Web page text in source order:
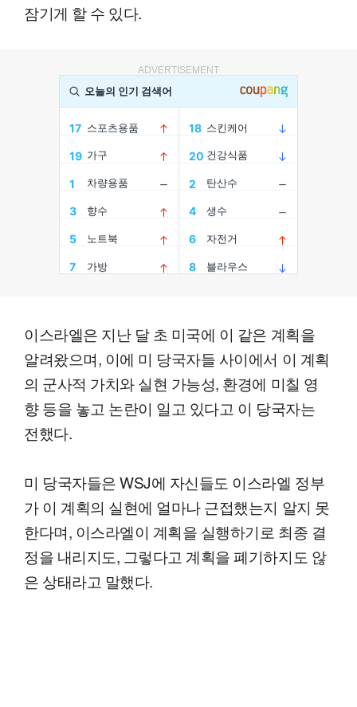
잠기게 할 수 있다.
ADVERTISEMENT
이스라엘은 지난 달 초 미국에 이 같은 계획을
알려왔으며, 이에 미 당국자들 사이에서 이 계획
의 군사적 가치와 실현 가능성, 환경에 미칠 영
향 등을 놓고 논란이 일고 있다고 이 당국자는
전했다.
미 당국자들은 WSJ에 자신들도 이스라엘 정부
가 이 계획의 실현에 얼마나 근접했는지 알지 못
한다며, 이스라엘이 계획을 실행하기로 최종 결
정을 내리지도, 그렇다고 계획을 폐기하지도 않
은 상태라고 말했다.